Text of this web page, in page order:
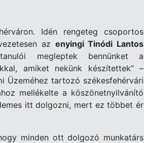
érváron. Idén rengeteg csoportos
az enyingi Tinódi Lantos
ói megleptek bennünket a
amiket nekünk készítettek” –
Üzeméhez tartozó székesfehérvári
mellékelte a köszönetnyilvánító
itt dolgozni, mert ez többetér
minden ott dolgozó munkatárs